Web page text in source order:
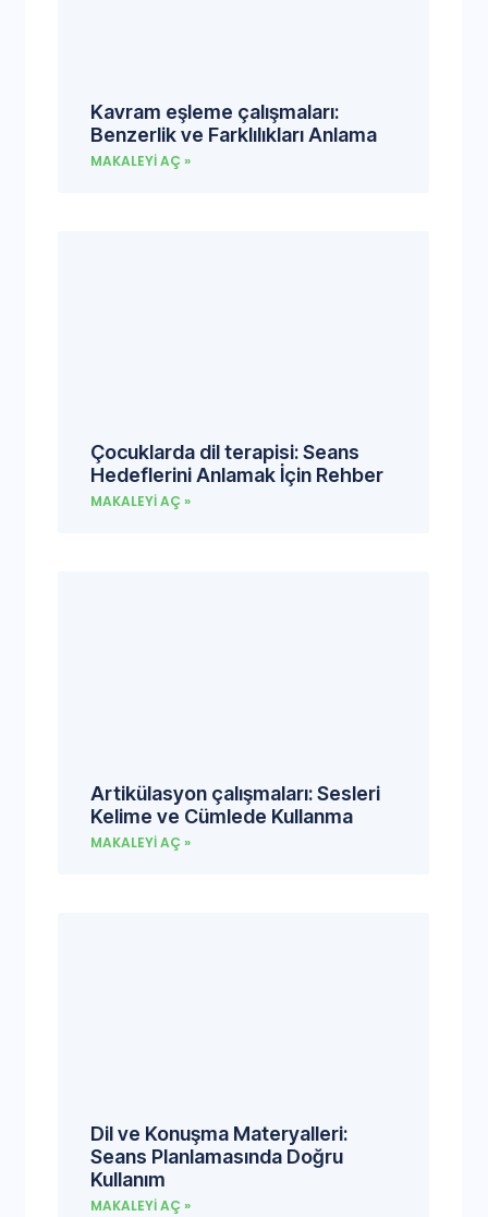
Kavram eşleme çalışmaları:
Benzerlik ve Farklılıkları Anlama
MAKALEYI AÇ »
Çocuklarda dil terapisi: Seans
Hedeflerini Anlamak İçin Rehber
MAKALEYI AÇ »
Artikülasyon çalışmaları: Sesleri
Kelime ve Cümlede Kullanma
MAKALEYI AÇ »
Dil ve Konuşma Materyalleri:
Seans Planlamasında Doğru
Kullanım
MAKALEYI AÇ »